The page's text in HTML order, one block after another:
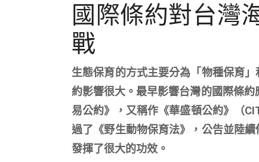
國際條約對台灣
戰
生態保育的方式主要分為「物種保育
約影響很大。最早影響台灣的國際條
易公約》，又稱作《華盛頓公約》（
過了《野生動物保育法》，公告並陸
發揮了很大的功效。